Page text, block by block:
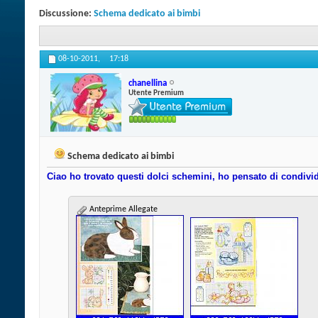
Discussione: Schema dedicato ai bimbi
08-10-2011, 17:18
chanellina
Utente Premium
Schema dedicato ai bimbi
Ciao ho trovato questi dolci schemini, ho pensato di
Anteprime Allegate